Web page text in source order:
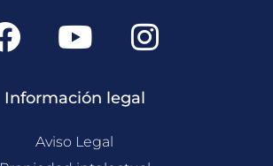
F
a
e
Y
o
u
t
u
I
n
s
t
Información legal
Aviso Legal